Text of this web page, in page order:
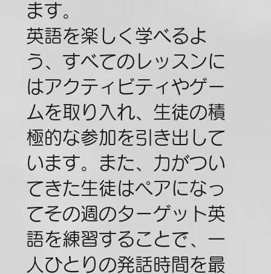
ます。
英語を楽しく学べるよ
う、すべてのレッスンに
はアクティビティやゲー
ムを取り入れ、生徒の積
極的な参加を引き出して
います。また、力がつい
てきた生徒はペアになっ
てその週のターゲット英
語を練習することで、一
人ひとりの発話時間を最